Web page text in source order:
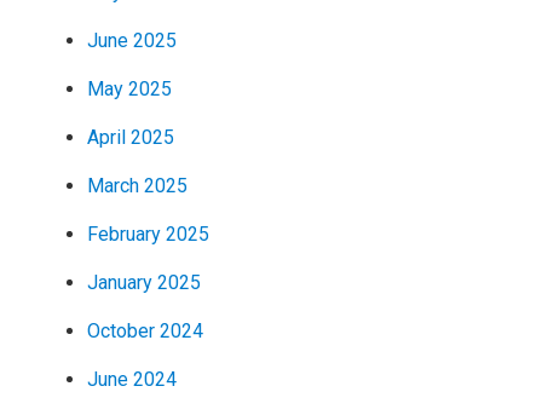
June 2025
May 2025
April 2025
March 2025
February 2025
January 2025
October 2024
June 2024